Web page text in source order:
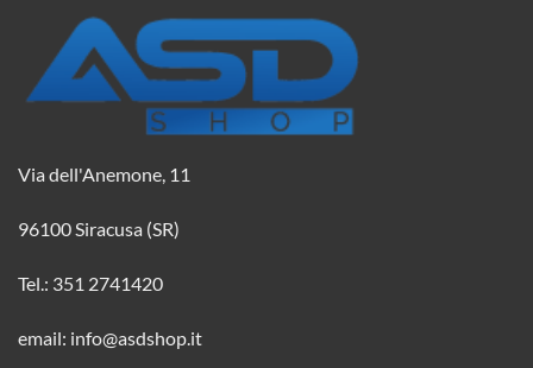
Via dell'Anemone, 11
96100 Siracusa (SR)
Tel.: 351 2741420
email: info@asdshop.it